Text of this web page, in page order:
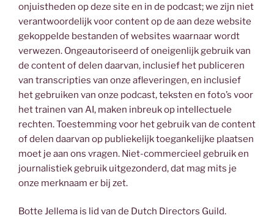
onjuistheden op deze site en in de podcast; we zijn niet
verantwoordelijk voor content op de aan deze website
gekoppelde bestanden of websites waarnaar wordt
verwezen. Ongeautoriseerd of oneigenlijk gebruik van
de content of delen daarvan, inclusief het publiceren
van transcripties van onze afleveringen, en inclusief
het gebruiken van onze podcast, teksten en foto’s voor
het trainen van AI, maken inbreuk op intellectuele
rechten. Toestemming voor het gebruik van de content
of delen daarvan op publiekelijk toegankelijke plaatsen
moet je aan ons vragen. Niet-commercieel gebruik en
journalistiek gebruik uitgezonderd, dat mag mits je
onze merknaam er bij zet.
Botte Jellema is lid van de Dutch Directors Guild.